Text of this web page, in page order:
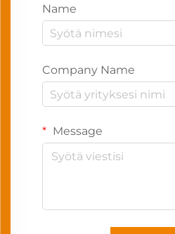
Name
Company Name
Message